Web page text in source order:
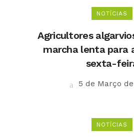
NOTÍCIAS
Agricultores
marcha lenta para
sexta-
5 de Março
NOTÍCIAS